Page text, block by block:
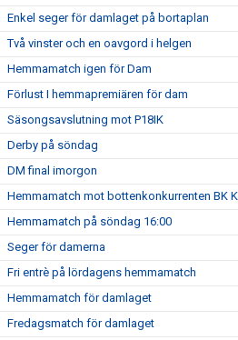
Enkel seger för damlaget på bortaplan
Två vinster och en oavgord i helgen
Hemmamatch igen för Dam
Förlust I hemmapremiären för dam
Säsongsavslutning mot P18IK
Derby på söndag
DM final imorgon
Hemmamatch mot bottenkonkurrenten BK
Hemmamatch på söndag 16:00
Seger för damerna
Fri entrè på lördagens hemmamatch
Hemmamatch för damlaget
Fredagsmatch för damlaget